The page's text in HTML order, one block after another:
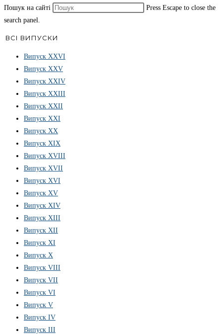
Пошук на сайті
Press Escape to close the
search panel.
ВСІ ВИПУСКИ
Випуск ХХVІ
Випуск XXV
Випуск XXIV
Випуск XXIII
Випуск XXII
Випуск XXI
Випуск XX
Випуск XIX
Випуск XVIII
Випуск XVII
Випуск XVI
Випуск XV
Випуск XIV
Випуск XIII
Випуск XII
Випуск XI
Випуск X
Випуск VIII
Випуск VII
Випуск VI
Випуск V
Випуск IV
Випуск III